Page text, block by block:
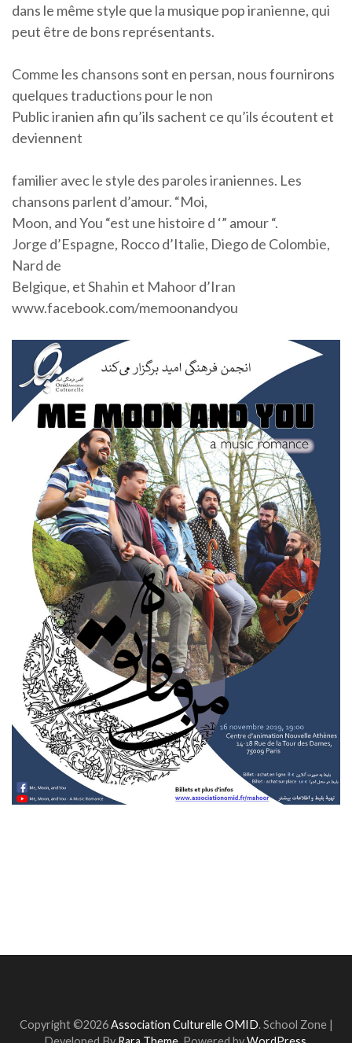
dans le même style que la musique pop iranienne, qui
peut être de bons représentants.
Comme les chansons sont en persan, nous fournirons
quelques traductions pour le non
Public iranien afin qu’ils sachent ce qu’ils écoutent et
deviennent
familier avec le style des paroles iraniennes. Les
chansons parlent d’amour. “Moi,
Moon, and You “est une histoire d ‘” amour “.
Jorge d’Espagne, Rocco d’Italie, Diego de Colombie,
Nard de
Belgique, et Shahin et Mahoor d’Iran
www.facebook.com/memoonandyou
Copyright ©2026Association Culturelle OMID. School Zone |